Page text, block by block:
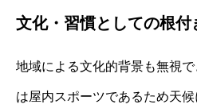
文化・習慣としての根付
地域による文化的背景も無視
は屋内スポーツであるため天